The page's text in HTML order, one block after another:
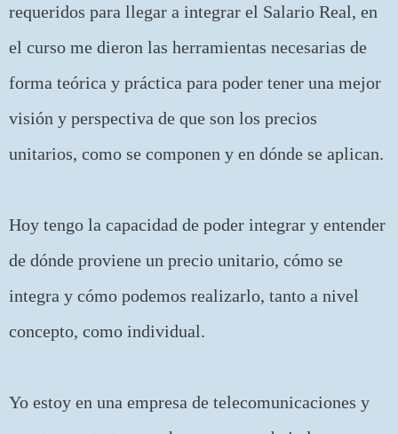
requeridos para llegar a integrar el Salario Real, en
el curso me dieron las herramientas necesarias de
forma teórica y práctica para poder tener una mejor
visión y perspectiva de que son los precios
unitarios, como se componen y en dónde se aplican.
Hoy tengo la capacidad de poder integrar y entender
de dónde proviene un precio unitario, cómo se
integra y cómo podemos realizarlo, tanto a nivel
concepto, como individual.
Yo estoy en una empresa de telecomunicaciones y